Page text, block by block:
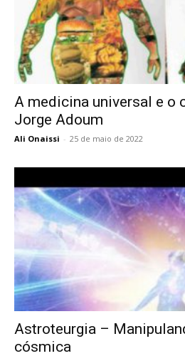
A medicina universal e o
Jorge Adoum
Ali Onaissi - 25 de maio de 2022
Astroteurgia –
cósmica